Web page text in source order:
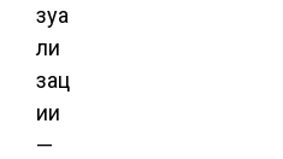
зуа
ли
зац
ии
—